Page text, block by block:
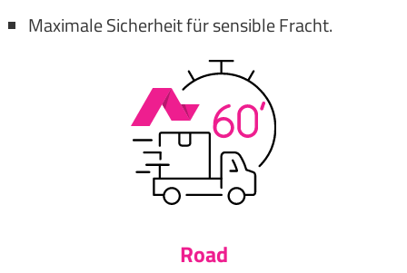
Maximale Sicherheit für sensible Fracht.
Road